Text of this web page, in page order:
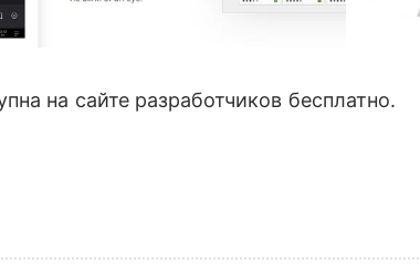
на сайте разработчиков бесплатно.